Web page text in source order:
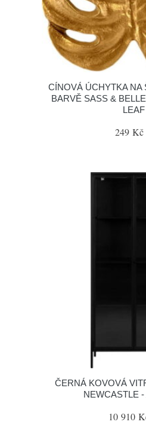
CÍNOVÁ ÚCHYTKA NA
BARVĚ SASS &
LEAF
249 Kč
ČERNÁ KOVOVÁ
NEWCASTLE
10 910